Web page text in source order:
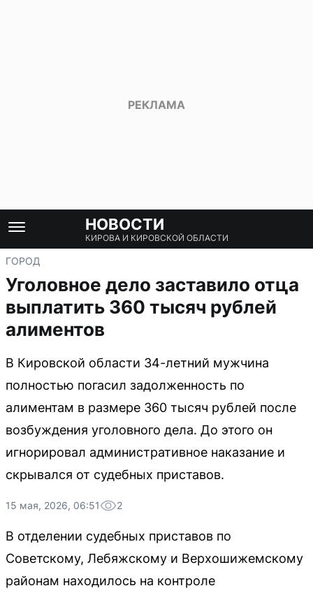
НОВОСТИ
КИРОВА И КИРОВСКОЙ ОБЛАСТИ
ГОРОД
Уголовное дело заставило отца
выплатить 360 тысяч рублей
алиментов
В Кировской области 34-летний мужчина
полностью погасил задолженность по
алиментам в размере 360 тысяч рублей после
возбуждения уголовного дела. До этого он
игнорировал административное наказание и
скрывался от судебных приставов.
15 мая, 2026, 06:51 2
В отделении судебных приставов по
Советскому, Лебяжскому и Верхошижемскому
районам находилось на контроле